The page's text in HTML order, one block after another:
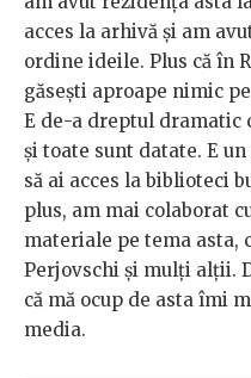
acces la arhivă și am
ordine ideile. Plus că în
găsești aproape nimic
E de-a dreptul dramatic
și toate sunt datate. E
să ai acces la biblioteci
plus, am mai colaborat
materiale pe tema asta,
Perjovschi și mulți alții.
că mă ocup de asta îmi
media.